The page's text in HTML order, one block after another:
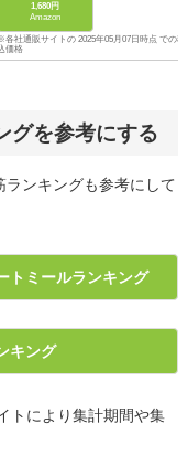
1,680円
Amazon
各社通販サイトの 2025年05月07日時点 での税
価格
グを参考にする
ンキングも参考にして
トミールランキング
キング
トにより集計期間や集